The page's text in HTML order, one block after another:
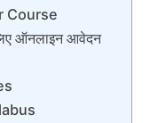
Course
ऑनलाइन आवेदन